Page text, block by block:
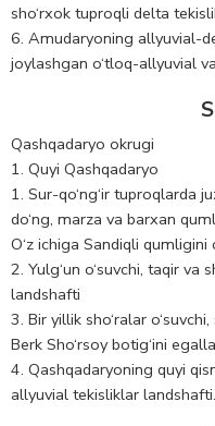
sho‘rxok tuproqli delta
6. Amudaryoning allyuvial-
joylashgan o‘tloq-allyuvial
Qashqadaryo okrugi
1. Quyi Qashqadaryo
1. Sur-qo‘ng‘ir tuproqlarda
do‘ng, marza va barxan
O‘z ichiga Sandiqli qumligini
2. Yulg‘un o‘suvchi, taqir
landshafti
3. Bir yillik sho‘ralar
Berk Sho‘rsoy botig‘ini
4. Qashqadaryoning quyi
allyuvial tekisliklar landshafti.